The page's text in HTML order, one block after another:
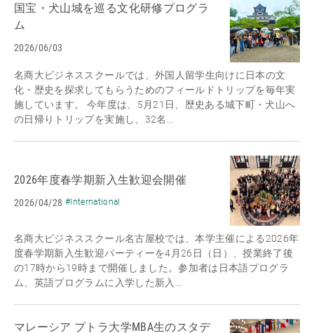
国宝・犬山城を巡る文化研修プログラ
ム
2026/06/03
名商大ビジネススクールでは、外国人留学生向けに日本の文
化・歴史を探求してもらうためのフィールドトリップを毎年実
施しています。 今年度は、5月21日、歴史ある城下町・犬山へ
の日帰りトリップを実施し、32名...
2026年度春学期新入生歓迎会開催
2026/04/28 #International
名商大ビジネススクール名古屋校では、本学主催による2026年
度春学期新入生歓迎パーティーを4月26日（日）、授業終了後
の17時から19時まで開催しました。参加者は日本語プログラ
ム、英語プログラムに入学した新入...
マレーシア プトラ大学MBA生のスタデ